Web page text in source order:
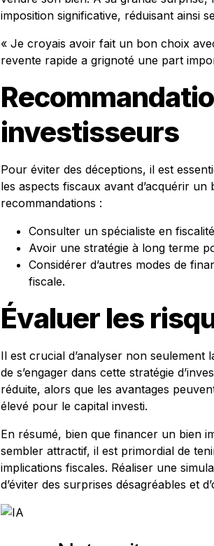
imposition significative, réduisant ainsi
« Je croyais avoir fait un bon choix
revente rapide a grignoté une part
investisseurs
Pour éviter des déceptions, il est
les aspects fiscaux avant d’acquérir
recommandations :
Consulter un spécialiste en
Avoir une stratégie à long terme
Considérer d’autres modes de
fiscale.
Évaluer les
Il est crucial d’analyser non seulement
de s’engager dans cette stratégie
réduite, alors que les avantages
élevé pour le capital investi.
En résumé, bien que financer un bien
sembler attractif, il est primordial de
implications fiscales. Réaliser une
d’éviter des surprises désagréables et